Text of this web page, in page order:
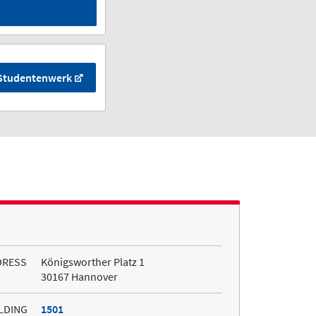
Königsworther Platz 1
30167 Hannover
1501